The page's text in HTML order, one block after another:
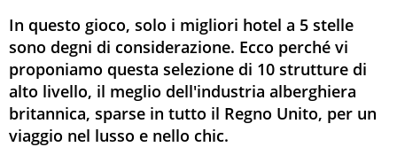
In questo gioco, solo i migliori hotel a 5 stelle
sono degni di considerazione. Ecco perché vi
proponiamo questa selezione di 10 strutture di
alto livello, il meglio dell'industria alberghiera
britannica, sparse in tutto il Regno Unito, per un
viaggio nel lusso e nello chic.